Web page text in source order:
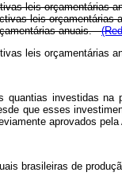
leis orçamentárias
leis
anuais.
leis orçamentárias
investidas na
que esses
aprovados
brasileiras de